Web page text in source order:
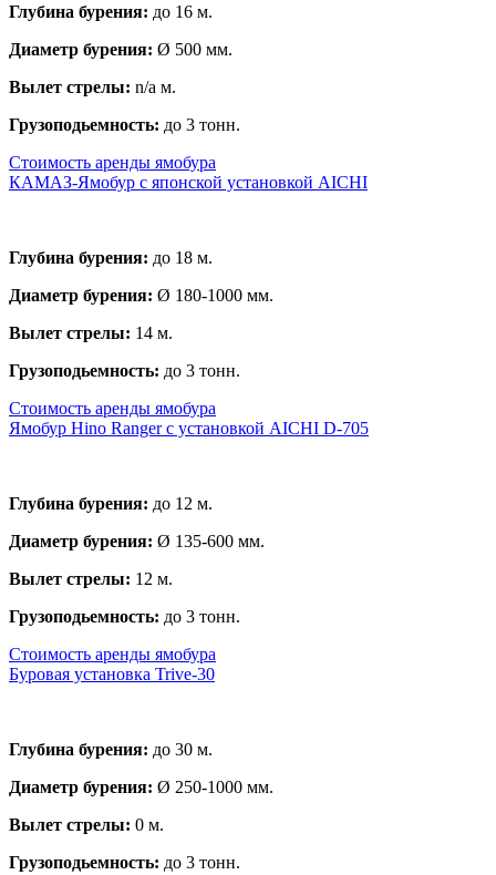
Глубина бурения: до 16 м.
Диаметр бурения: Ø 500 мм.
Вылет стрелы: n/a м.
Грузоподьемность: до 3 тонн.
Стоимость аренды ямобура
КАМАЗ-Ямобур с японской установкой AICHI
Глубина бурения: до 18 м.
Диаметр бурения: Ø 180-1000 мм.
Вылет стрелы: 14 м.
Грузоподьемность: до 3 тонн.
Стоимость аренды ямобура
Ямобур Hino Ranger с установкой AICHI D-705
Глубина бурения: до 12 м.
Диаметр бурения: Ø 135-600 мм.
Вылет стрелы: 12 м.
Грузоподьемность: до 3 тонн.
Стоимость аренды ямобура
Буровая установка Trive-30
Глубина бурения: до 30 м.
Диаметр бурения: Ø 250-1000 мм.
Вылет стрелы: 0 м.
Грузоподьемность: до 3 тонн.